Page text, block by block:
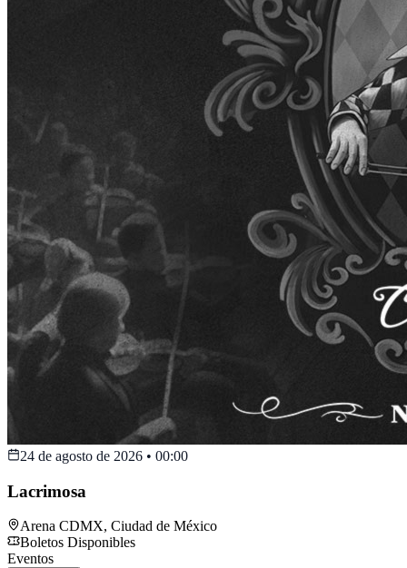
24 de agosto de 2026 • 00:00
Lacrimosa
Arena CDMX, Ciudad de México
Boletos Disponibles
Eventos